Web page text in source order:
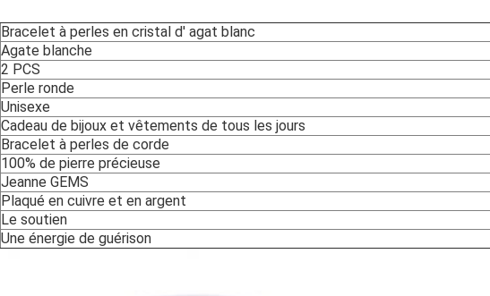
Bracelet à perles en cristal d' agat blanc
Agate blanche
2 PCS
Perle ronde
Unisexe
Cadeau de bijoux et vêtements de tous les jours
Bracelet à perles de corde
100% de pierre précieuse
Jeanne GEMS
Plaqué en cuivre et en argent
Le soutien
Une énergie de guérison